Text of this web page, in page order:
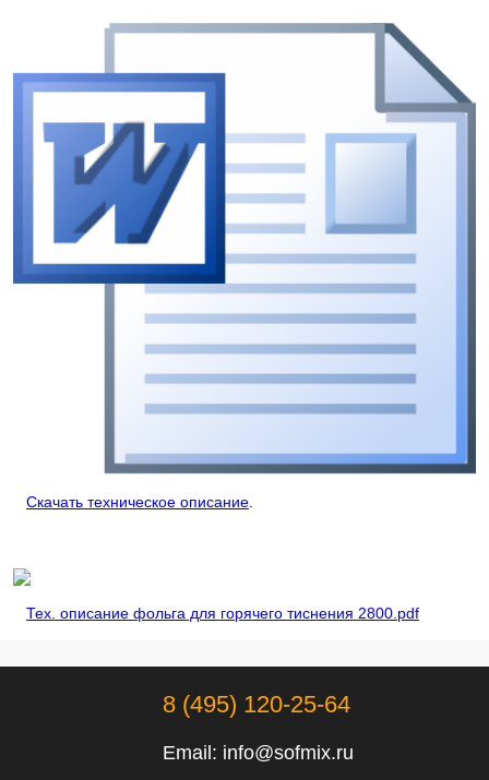
Скачать техническое описание.
Тех. описание фольга для горячего тиснения 2800.pdf
8 (495) 120-25-64
Email: info@sofmix.ru